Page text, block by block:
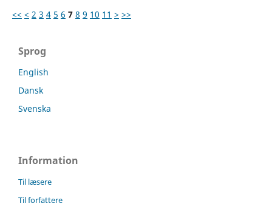
<< < 2 3 4 5 6 7 8 9 10 11 > >>
Sprog
English
Dansk
Svenska
Information
Til læsere
Til forfattere